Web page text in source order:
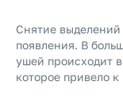
Снятие
появления. В
ушей происходит
которое привело